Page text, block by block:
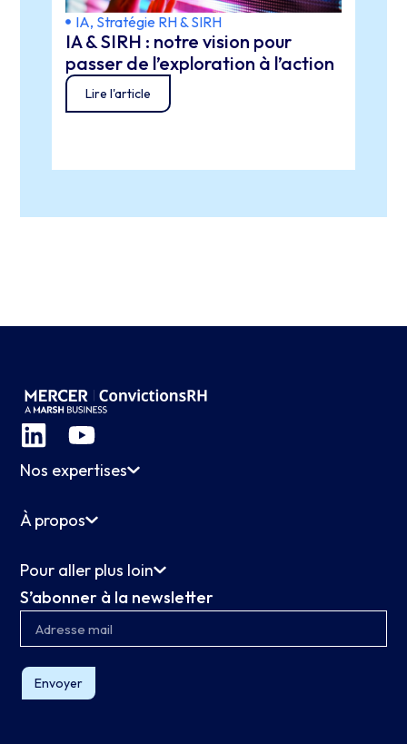
IA, Stratégie RH & SIRH
IA & SIRH : notre vision pour
passer de l’exploration à l’action
Lire l'article
Nos expertises
À propos
Pour aller plus loin
S’abonner à la newsletter
Envoyer